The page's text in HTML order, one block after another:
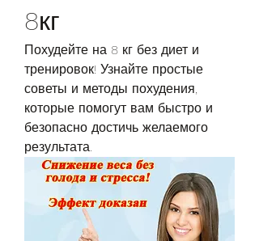
8кг
Похудейте на 8 кг без диет и
тренировок! Узнайте простые
советы и методы похудения,
которые помогут вам быстро и
безопасно достичь желаемого
результата.